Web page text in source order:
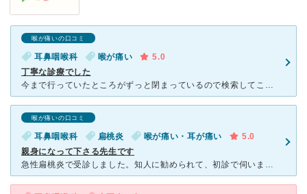
喉が痛いの口コミ
耳鼻咽喉科 喉が痛い
5.0
丁寧な診療でした
今まで行っていたところがずっと閉まっているので検索してこちらへ。とても清潔感のある綺麗な医院です。 そして先生のとても丁寧な診療で、今まで喉の痛みでもほとんど処置はなかったですが、チョンチョンと喉の
喉が痛いの口コミ
耳鼻咽喉科 扁桃炎 喉が痛い・耳が痛い
5.0
親身になって下さる先生です
急性扁桃炎で受診しました。知人に勧められて、初診で伺いました。 症状の説明をすると、まずカメラで耳、鼻、喉を見て頂けて、すぐに急性扁桃炎だと診断されました。よくある風邪ですが、私は聞いたこともない言